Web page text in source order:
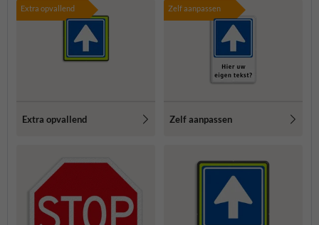
Extra opvallend
Extra opvallend
Zelf aanpassen
Zelf aanpassen